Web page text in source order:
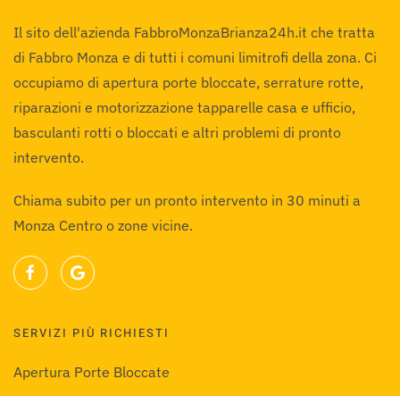
Il sito dell'azienda FabbroMonzaBrianza24h.it che tratta
di Fabbro Monza e di tutti i comuni limitrofi della zona. Ci
occupiamo di apertura porte bloccate, serrature rotte,
riparazioni e motorizzazione tapparelle casa e ufficio,
basculanti rotti o bloccati e altri problemi di pronto
intervento.
Chiama subito per un pronto intervento in 30 minuti a
Monza Centro o zone vicine.
SERVIZI PIÙ RICHIESTI
Apertura Porte Bloccate